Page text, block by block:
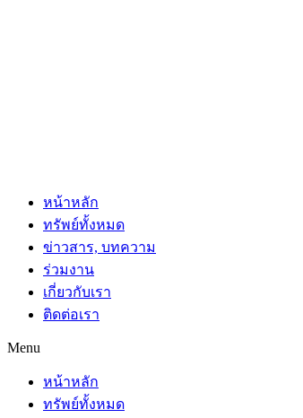
หน้าหลัก
ทรัพย์ทั้งหมด
ข่าวสาร, บทความ
ร่วมงาน
เกี่ยวกับเรา
ติดต่อเรา
Menu
หน้าหลัก
ทรัพย์ทั้งหมด